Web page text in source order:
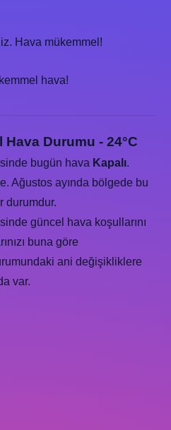
Hava mükemmel!
hava!
Durumu - 24°C
bugün hava Kapalı.
Ağustos ayında bölgede bu
durumdur.
güncel hava koşullarını
buna göre
ani değişikliklere
var.